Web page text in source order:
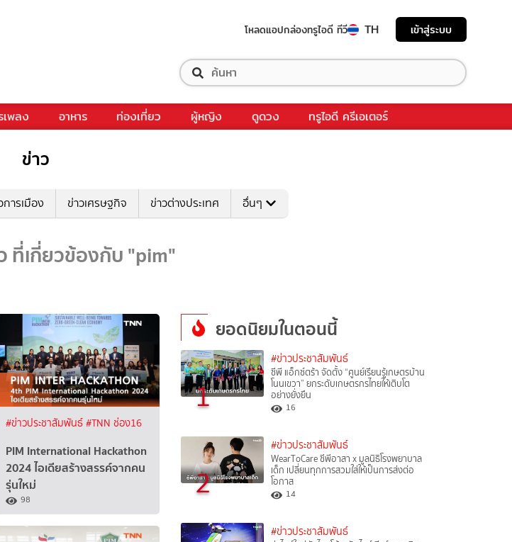
โหลดแอปกล่องทรูไอดี ทีวี TH เข้าสู่ระบบ
เพลง อาหาร ท่องเที่ยว ผู้หญิง ดูดวง ทรูไอดี ครีเอเตอร์
ข่าว
การเมือง ข่าวเศรษฐกิจ ข่าวต่างประเทศ อื่นๆ
ที่เกี่ยวข้องกับ "pim"
#ข่าวประชาสัมพันธ์#TNN ช่อง16
PIM International Hackathon
2024 ไอเดียสร้างสรรค์จากคน
รุ่นใหม่
98
ยอดนิยมในตอนนี้
1
#ข่าวประชาสัมพันธ์
ซีพี แอ็กซ์ตร้า จัดตั้ง “ศูนย์เรียนรู้เกษตรบ้าน
โนนเขวา” ยกระดับเกษตรกรไทยให้เติบโต
อย่างยั่งยืน
16
2
#ข่าวประชาสัมพันธ์
WearToCare ซีพีอาสา x มูลนิธิโรงพยาบาล
เด็ก เปลี่ยนทุกการสวมใส่ให้เป็นการส่งต่อ
โอกาส
14
#ข่าวประชาสัมพันธ์